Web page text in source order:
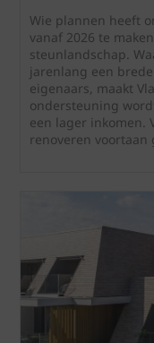
Wie plannen heeft
vanaf 2026 te
steunlandschap.
jarenlang een
eigenaars, maakt
ondersteuning
een lager inkomen.
renoveren voortaan